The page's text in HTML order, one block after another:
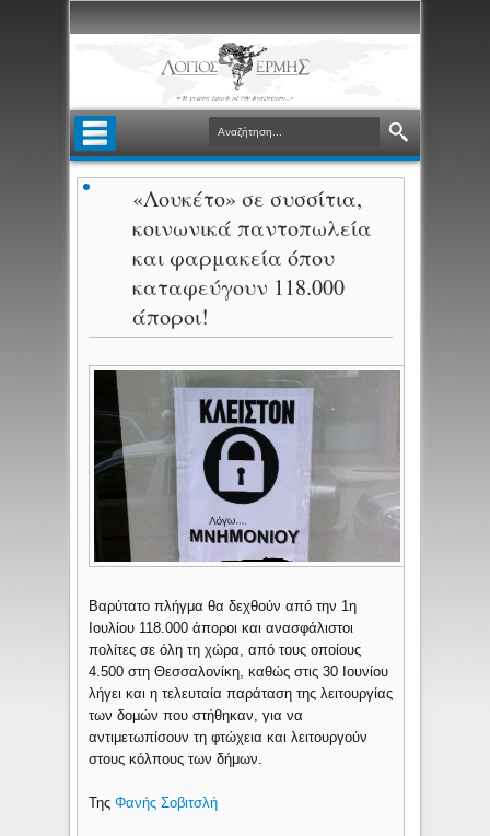
«Λουκέτο» σε συσσίτια,
κοινωνικά παντοπωλεία
και φαρμακεία όπου
καταφεύγουν 118.000
άποροι!
Βαρύτατο πλήγμα θα δεχθούν από την 1η
Ιουλίου 118.000 άποροι και ανασφάλιστοι
πολίτες σε όλη τη χώρα, από τους οποίους
4.500 στη Θεσσαλονίκη, καθώς στις 30 Ιουνίου
λήγει και η τελευταία παράταση της λειτουργίας
των δομών που στήθηκαν, για να
αντιμετωπίσουν τη φτώχεια και λειτουργούν
στους κόλπους των δήμων.
ΤηςΦανής Σοβιτσλή